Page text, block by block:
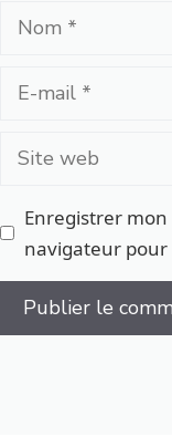
Nom
Site
Enregistrer
navigateur